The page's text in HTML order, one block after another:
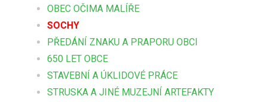
OBEC OČIMA MALÍŘE
SOCHY
PŘEDÁNÍ ZNAKU A PRAPORU OBCI
650 LET OBCE
STAVEBNÍ A ÚKLIDOVÉ PRÁCE
STRUSKA A JINÉ MUZEJNÍ ARTEFAKTY